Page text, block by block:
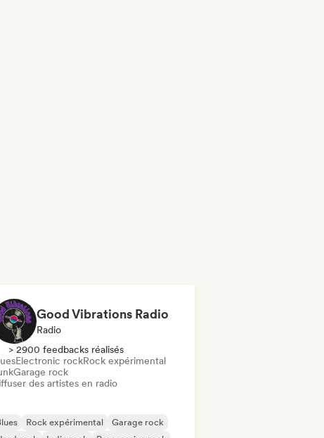
Good Vibrations Radio
Radio
> 2900 feedbacks réalisés
Electronic rockRock expérimental
Garage rock
des artistes en radio
Rock expérimental
Garage rock